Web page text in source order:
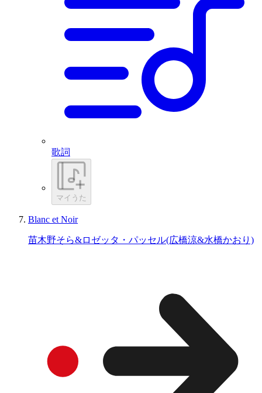
歌詞
マイうた
Blanc et Noir
苗木野そら&ロゼッタ・パッセル(広橋涼&水橋かおり)